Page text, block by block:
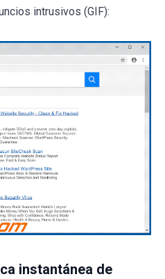
intrusivos (GIF):
instantánea de